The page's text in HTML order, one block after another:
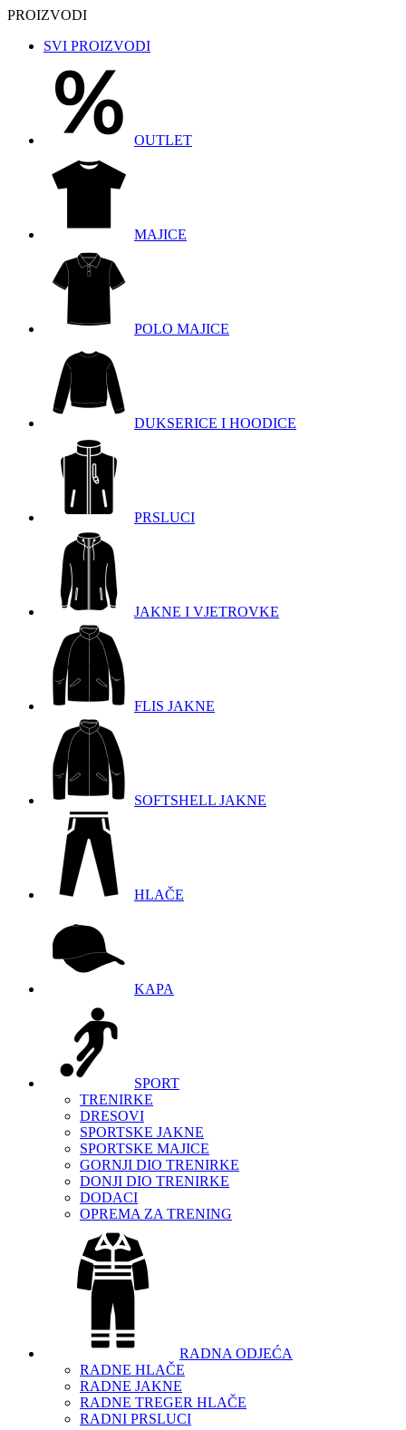
PROIZVODI
SVI PROIZVODI
OUTLET
MAJICE
POLO MAJICE
DUKSERICE I HOODICE
PRSLUCI
JAKNE I VJETROVKE
FLIS JAKNE
SOFTSHELL JAKNE
HLAČE
KAPA
SPORT
TRENIRKE
DRESOVI
SPORTSKE JAKNE
SPORTSKE MAJICE
GORNJI DIO TRENIRKE
DONJI DIO TRENIRKE
DODACI
OPREMA ZA TRENING
RADNA ODJEĆA
RADNE HLAČE
RADNE JAKNE
RADNE TREGER HLAČE
RADNI PRSLUCI